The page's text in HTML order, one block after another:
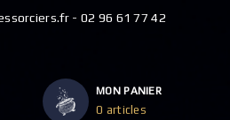
- 02 96 61 77 42
MON PANIER
0 articles